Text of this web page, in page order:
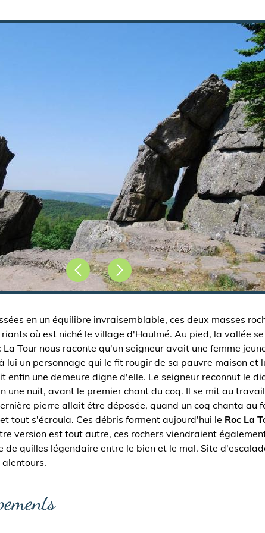
PrécédentSuivant
en un équilibre invraisemblable, ces deux masses
où est niché le village d'Haulmé. Au pied, la vallée
La Tour nous raconte qu'un seigneur avait une femme
lui un personnage qui le fit rougir de sa pauvre maison
enfin une demeure digne d'elle. Le seigneur reconnut le
une nuit, avant le premier chant du coq. Il se mit au
pierre allait être déposée, quand un coq chanta au
tout s'écroula. Ces débris forment aujourd'hui le Roc La
version est tout autre, ces rochers viendraient
de quilles légendaire entre le bien et le mal. Site